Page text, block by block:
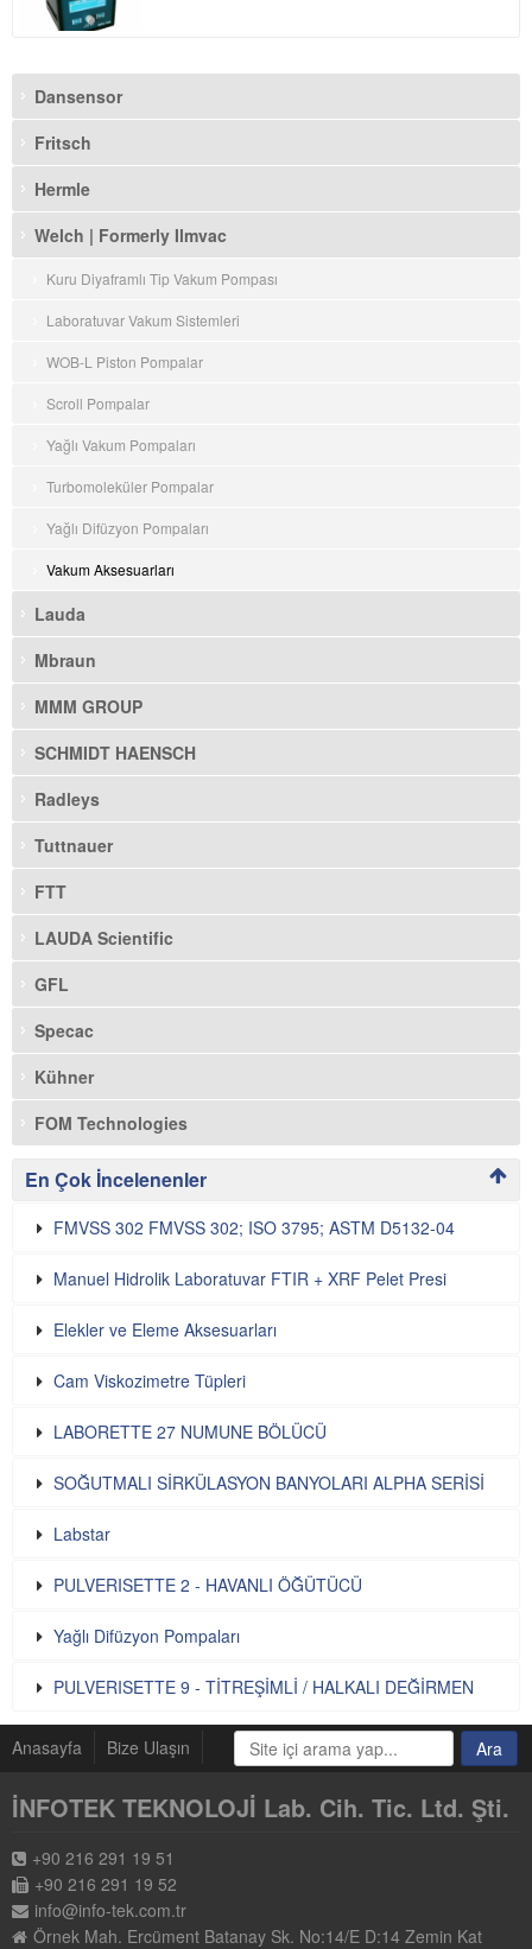
Dansensor
Fritsch
Hermle
Welch | Formerly Ilmvac
Kuru Diyaframlı Tip Vakum Pompası
Laboratuvar Vakum Sistemleri
WOB-L Piston Pompalar
Scroll Pompalar
Yağlı Vakum Pompaları
Turbomoleküler Pompalar
Yağlı Difüzyon Pompaları
Vakum Aksesuarları
Lauda
Mbraun
MMM GROUP
SCHMIDT HAENSCH
Radleys
Tuttnauer
FTT
LAUDA Scientific
GFL
Specac
Kühner
FOM Technologies
En Çok İncelenenler
FMVSS 302 FMVSS 302; ISO 3795; ASTM D5132-04
Manuel Hidrolik Laboratuvar FTIR + XRF Pelet Presi
Elekler ve Eleme Aksesuarları
Cam Viskozimetre Tüpleri
LABORETTE 27 NUMUNE BÖLÜCÜ
SOĞUTMALI SİRKÜLASYON BANYOLARI ALPHA SERİSİ
Labstar
PULVERISETTE 2 - HAVANLI ÖĞÜTÜCÜ
Yağlı Difüzyon Pompaları
PULVERISETTE 9 - TİTREŞİMLİ / HALKALI DEĞİRMEN
Anasayfa Bize Ulaşın
İNFOTEK TEKNOLOJİ Lab. Cih. Tic. Ltd. Şti.
+90 216 291 19 51
+90 216 291 19 52
info@info-tek.com.tr
Örnek Mah. Ercüment Batanay Sk. No:14/E D:14 Zemin Kat